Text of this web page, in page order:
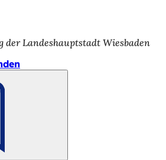
der Landeshauptstadt Wiesbaden